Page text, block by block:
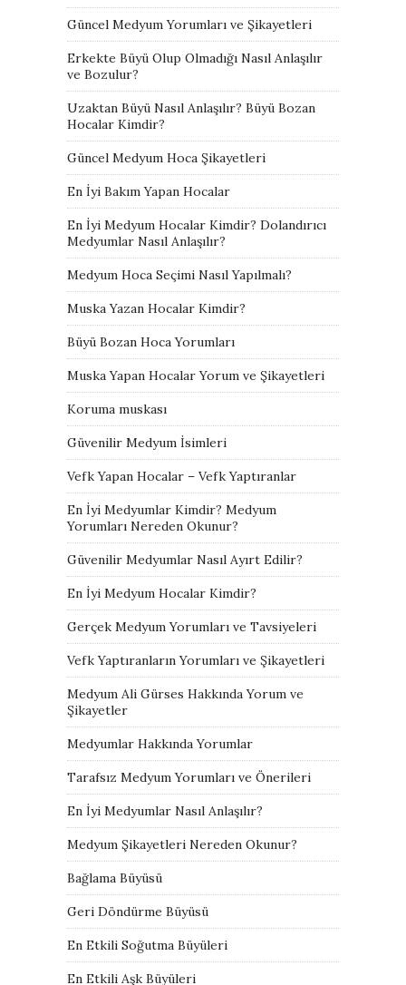
Güncel Medyum Yorumları ve Şikayetleri
Erkekte Büyü Olup Olmadığı Nasıl Anlaşılır
ve Bozulur?
Uzaktan Büyü Nasıl Anlaşılır? Büyü Bozan
Hocalar Kimdir?
Güncel Medyum Hoca Şikayetleri
En İyi Bakım Yapan Hocalar
En İyi Medyum Hocalar Kimdir? Dolandırıcı
Medyumlar Nasıl Anlaşılır?
Medyum Hoca Seçimi Nasıl Yapılmalı?
Muska Yazan Hocalar Kimdir?
Büyü Bozan Hoca Yorumları
Muska Yapan Hocalar Yorum ve Şikayetleri
Koruma muskası
Güvenilir Medyum İsimleri
Vefk Yapan Hocalar – Vefk Yaptıranlar
En İyi Medyumlar Kimdir? Medyum
Yorumları Nereden Okunur?
Güvenilir Medyumlar Nasıl Ayırt Edilir?
En İyi Medyum Hocalar Kimdir?
Gerçek Medyum Yorumları ve Tavsiyeleri
Vefk Yaptıranların Yorumları ve Şikayetleri
Medyum Ali Gürses Hakkında Yorum ve
Şikayetler
Medyumlar Hakkında Yorumlar
Tarafsız Medyum Yorumları ve Önerileri
En İyi Medyumlar Nasıl Anlaşılır?
Medyum Şikayetleri Nereden Okunur?
Bağlama Büyüsü
Geri Döndürme Büyüsü
En Etkili Soğutma Büyüleri
En Etkili Aşk Büyüleri